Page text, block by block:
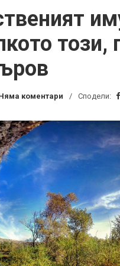
коментари Сподели: